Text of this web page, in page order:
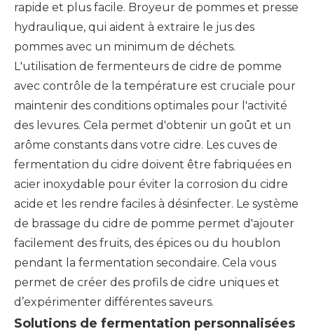
rapide et plus facile. Broyeur de pommes et presse
hydraulique, qui aident à extraire le jus des
pommes avec un minimum de déchets.
L'utilisation de fermenteurs de cidre de pomme
avec contrôle de la température est cruciale pour
maintenir des conditions optimales pour l'activité
des levures. Cela permet d'obtenir un goût et un
arôme constants dans votre cidre. Les cuves de
fermentation du cidre doivent être fabriquées en
acier inoxydable pour éviter la corrosion du cidre
acide et les rendre faciles à désinfecter. Le système
de brassage du cidre de pomme permet d'ajouter
facilement des fruits, des épices ou du houblon
pendant la fermentation secondaire. Cela vous
permet de créer des profils de cidre uniques et
d’expérimenter différentes saveurs.
Solutions de fermentation personnalisées